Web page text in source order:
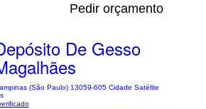
Pedir orçamento
De Gesso
(São Paulo) 13059-605 Cidade Satélite